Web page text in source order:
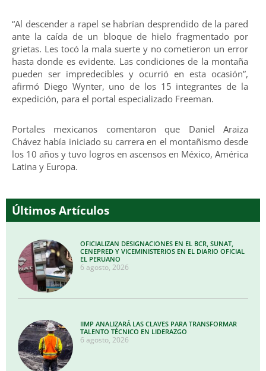
“Al descender a rapel se habrían desprendido de la pared
ante la caída de un bloque de hielo fragmentado por
grietas. Les tocó la mala suerte y no cometieron un error
hasta donde es evidente. Las condiciones de la montaña
pueden ser impredecibles y ocurrió en esta ocasión”,
afirmó Diego Wynter, uno de los 15 integrantes de la
expedición, para el portal especializado Freeman.
Portales mexicanos comentaron que Daniel Araiza
Chávez había iniciado su carrera en el montañismo desde
los 10 años y tuvo logros en ascensos en México, América
Latina y Europa.
Últimos Artículos
OFICIALIZAN DESIGNACIONES EN EL BCR, SUNAT,
CENEPRED Y VICEMINISTERIOS EN EL DIARIO OFICIAL
EL PERUANO
6 agosto, 2026
IIMP ANALIZARÁ LAS CLAVES PARA TRANSFORMAR
TALENTO TÉCNICO EN LIDERAZGO
6 agosto, 2026